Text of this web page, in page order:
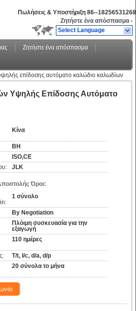
Πωλήσεις & Υποστήριξη 86--18256531268
Ζητήστε ένα απόσπασμα -
Select Language
Ζητήστε ένα απόσπασμα
επίδοσης αυτόματο καλώδιο καλωδίων
Υψηλής Επίδοσης Αυτόματο
Κίνα
BH
ISO,CE
JLK
Όροι:
1 σύνολο
By Negotiation
Πλόιμη συσκευασία για την
εξαγωγή
110 ημέρες
T/t, l/c, d/a, d/p
20 σύνολα το μήνα